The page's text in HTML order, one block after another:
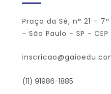
Praça da Sé, n° 21 –
- São Paulo - SP - CEP
(11) 91986-1885